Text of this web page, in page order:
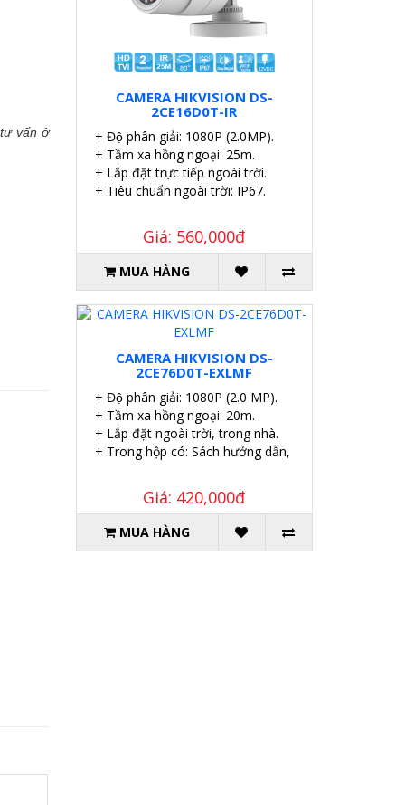
vấn ở
CAMERA HIKVISION DS-
2CE16D0T-IR
+ Độ phân giải: 1080P (2.0MP).
+ Tầm xa hồng ngoại: 25m.
+ Lắp đặt trực tiếp ngoài trời.
+ Tiêu chuẩn ngoài trời: IP67.
Giá: 560,000đ
MUA HÀNG
CAMERA HIKVISION DS-
2CE76D0T-EXLMF
+ Độ phân giải: 1080P (2.0 MP).
+ Tầm xa hồng ngoại: 20m.
+ Lắp đặt ngoài trời, trong nhà.
+ Trong hộp có: Sách hướng dẫn, Ốc vít tắc kê.
Giá: 420,000đ
MUA HÀNG